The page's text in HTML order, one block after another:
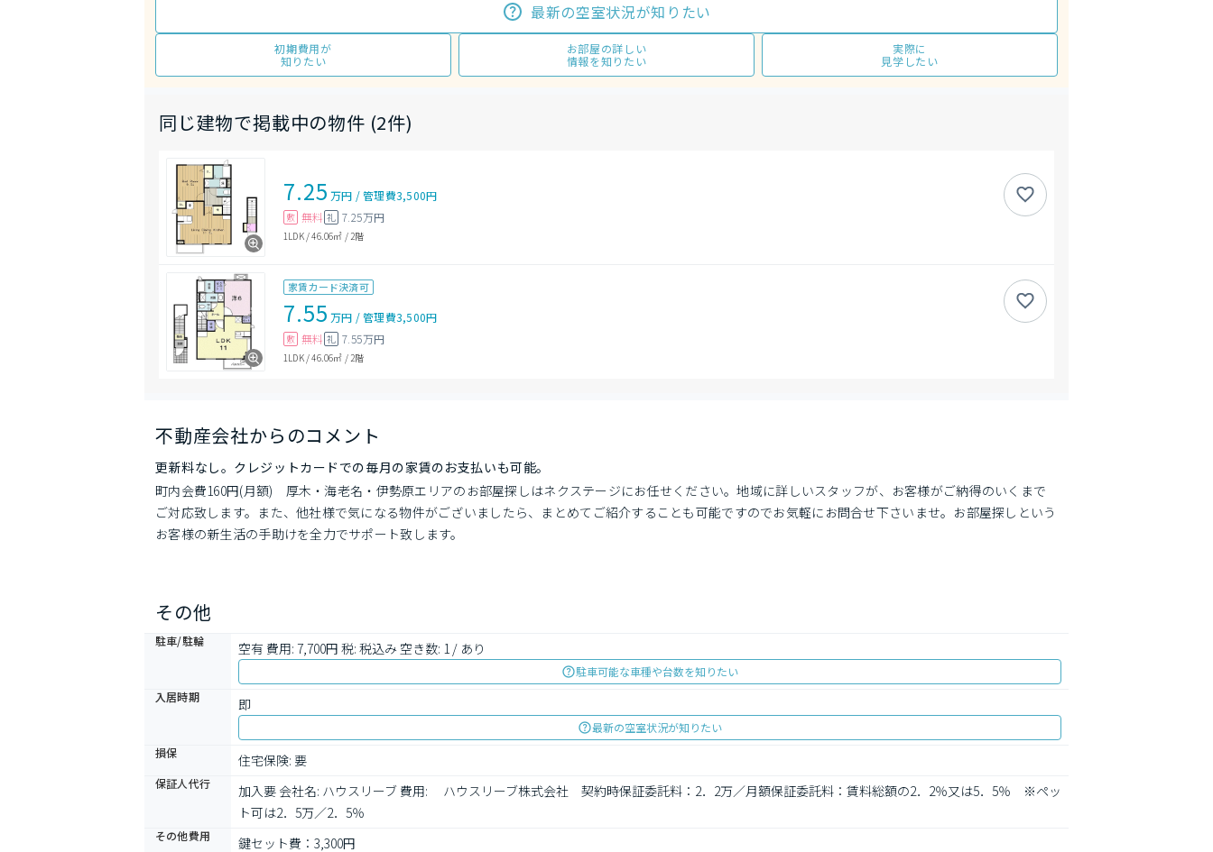
最新の空室状況が知りたい
初期費用が
知りたい
お部屋の詳しい
情報を知りたい
実際に
見学したい
同じ建物で掲載中の物件 (2件)
7.25 万円 /管理費3,500円
敷 無料 礼 7.25万円
1LDK/46.06㎡ / 2階
家賃カード決済可
7.55 万円 /管理費3,500円
敷 無料 礼 7.55万円
1LDK/46.06㎡ /2階
不動産会社からのコメント
更新料なし。クレジットカードでの毎月の家賃のお支払いも可能。
町内会費160円(月額)　厚木・海老名・伊勢原エリアのお部屋探しはネクステージにお任せください。地域に詳しいスタッフが、お客様がご納得のいくまで
ご対応致します。また、他社様で気になる物件がございましたら、まとめてご紹介することも可能ですのでお気軽にお問合せ下さいませ。お部屋探しという
お客様の新生活の手助けを全力でサポート致します。
その他
駐車/駐輪 空有 費用: 7,700円 税: 税込み 空き数: 1 / あり
駐車可能な車種や台数を知りたい
入居時期
即
最新の空室状況が知りたい
損保
住宅保険: 要
保証人代行
加入要 会社名: ハウスリーブ 費用: 　ハウスリーブ株式会社　契約時保証委託料：2．2万／月額保証委託料：賃料総額の2．2％又は5．5％　※ペッ
ト可は2．5万／2．5％
その他費用
鍵セット費：3,300円